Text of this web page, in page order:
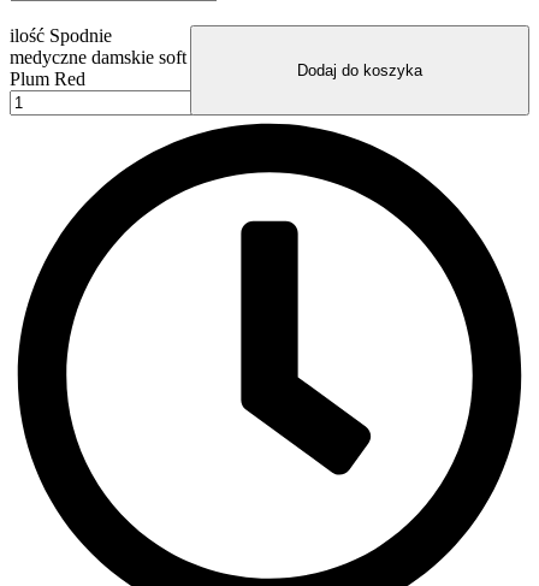
ilość Spodnie
medyczne damskie soft
Plum Red
Dodaj do koszyka